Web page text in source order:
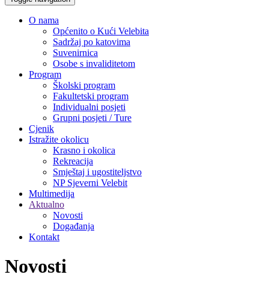
O nama
Općenito o Kući Velebita
Sadržaj po katovima
Suvenirnica
Osobe s invaliditetom
Program
Školski program
Fakultetski program
Individualni posjeti
Grupni posjeti / Ture
Cjenik
Istražite okolicu
Krasno i okolica
Rekreacija
Smještaj i ugostiteljstvo
NP Sjeverni Velebit
Multimedija
Aktualno
Novosti
Događanja
Kontakt
Novosti